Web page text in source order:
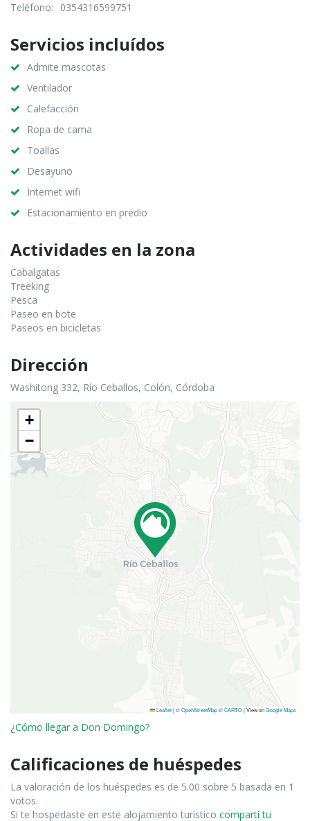
Teléfono:
0354316599751
Servicios incluídos
Admite mascotas
Ventilador
Calefacción
Ropa de cama
Toallas
Desayuno
Internet wifi
Estacionamiento en predio
Actividades en la zona
Cabalgatas
Treeking
Pesca
Paseo en bote
Paseos en bicicletas
Dirección
Washitong 332, Río Ceballos, Colón, Córdoba
+
−
Leaflet|©OpenStreetMap©CARTO| View onGoogle Maps
¿Cómo llegar a Don Domingo?
Calificaciones de huéspedes
La valoración de los huéspedes es de 5.00 sobre 5 basada en 1
votos.
Si te hospedaste en este alojamiento turístico compartí tu